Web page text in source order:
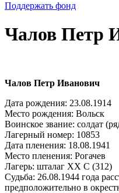
Поддержать фонд
Чалов Петр
Чалов Петр Иванович
Дата рождения: 23.08.1914
Место рождения: Вольск
Воинское звание: солдат
Лагерный номер: 10853
Дата пленения: 18.08.1941
Место пленения: Рогачев
Лагерь: шталаг XX C (312)
Судьба: 26.08.1944 года
предположительно в